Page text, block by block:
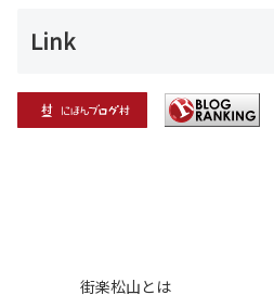
Link
街楽松山とは